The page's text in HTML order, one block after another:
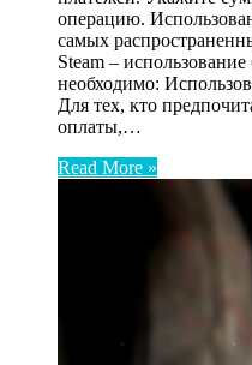
операцию.
самых
Steam –
необходимо:
Для тех, кто
оплаты,…
Read More »